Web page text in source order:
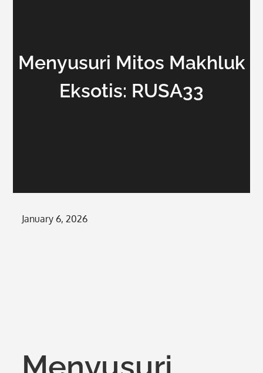
Menyusuri Mitos Makhluk
Eksotis: RUSA33
Posted
January 6, 2026